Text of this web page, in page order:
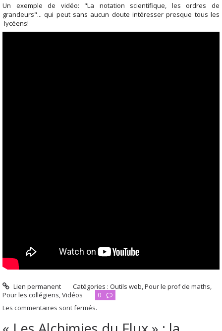
Un exemple de vidéo: "La notation scientifique, les ordres de
grandeurs"... qui peut sans aucun doute intéresser presque tous les
lycéens!
Lien permanent Catégories :Outils web,Pour le prof de maths,
Pour les collégiens,Vidéos
0
Les commentaires sont fermés.